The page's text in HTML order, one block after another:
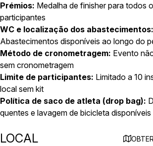
Prémios: Medalha de finisher para todos
participantes
WC e localização dos abastecimentos:
Abastecimentos disponíveis ao longo do
Método de cronometragem: Evento
sem cronometragem
Limite de participantes: Limitado a 10
local sem kit
Política de saco de atleta (drop bag):
quentes e lavagem de bicicleta disponíveis
LOCAL